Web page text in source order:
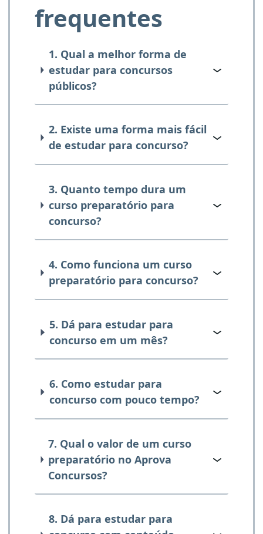
frequentes
1. Qual a melhor forma de
estudar para concursos
públicos?
2. Existe uma forma mais fácil
de estudar para concurso?
3. Quanto tempo dura um
curso preparatório para
concurso?
4. Como funciona um curso
preparatório para concurso?
5. Dá para estudar para
concurso em um mês?
6. Como estudar para
concurso com pouco tempo?
7. Qual o valor de um curso
preparatório no Aprova
Concursos?
8. Dá para estudar para